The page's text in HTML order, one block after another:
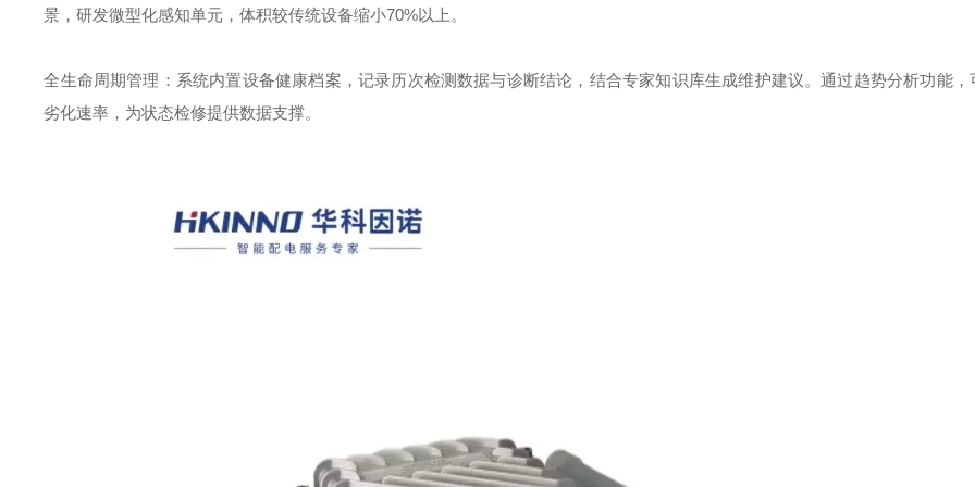
景，研发微型化感知单元，体积较传统设备缩小70%以上。
全生命周期管理：系统内置设备健康档案，记录历次检测数据与诊断结论，结合专家知识库生成维护建议。通过趋势分析功能，
劣化速率，为状态检修提供数据支撑。